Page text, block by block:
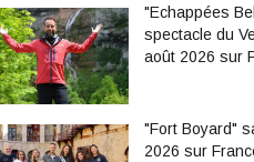
"Echappées
spectacle du
août 2026 sur
"Fort Boyard"
2026 sur